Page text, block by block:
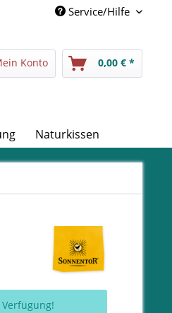
Service/Hilfe
Konto 0,00 € *
Naturkissen